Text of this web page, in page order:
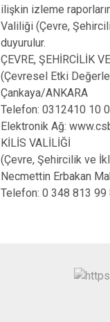
ilişkin izleme
Valiliği (Çevre,
duyurulur.
ÇEVRE, ŞEHİRCİLİK
(Çevresel Etki
Çankaya/ANKARA
Telefon: 0312410 10
Elektronik Ağ:
KİLİS VALİLİĞİ
(Çevre, Şehircilik ve
Necmettin Erbakan
Telefon: 0 348 813